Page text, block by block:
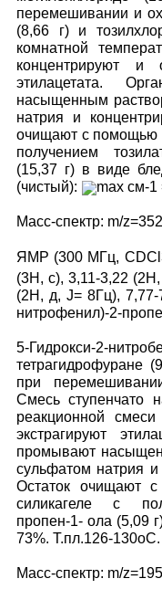
перемешивании и
(8,66 г) и
комнатной
концентрируют
этилацетата.
насыщенным
натрия и
очищают с помощью
получением
(15,37 г) в виде
(чистый):
max см-1
Масс-спектр: m/
ЯМР (300 МГц,
(3H, с), 3,11-3,22
(2H, д, J= 8Гц),
нитрофенил)-2-
5-Гидрокси-2-
тетрагидрофуране
при
Смесь ступенчато
реакционной
экстрагируют
промывают
сульфатом натрия
Остаток очищают
силикагеле с
пропен-1- ола (5,09
73%. Т.пл.126-
Масс-спектр: m/